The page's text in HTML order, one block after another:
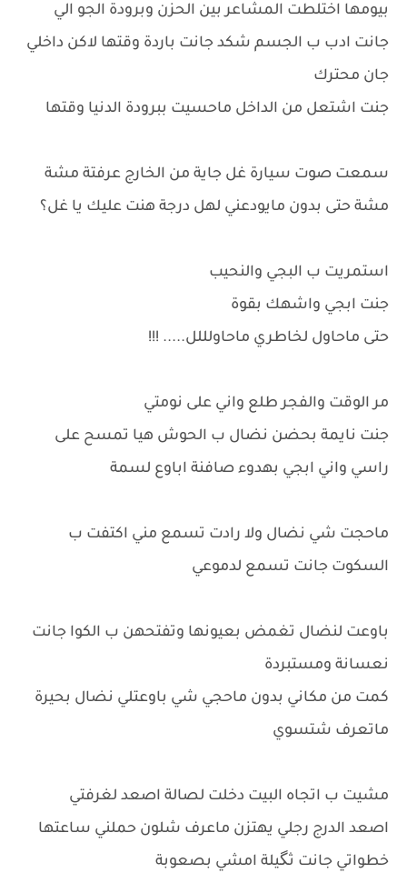
بيومها اختلطت المشاعر بين الحزن وبرودة الجو الي
جانت ادب ب الجسم شكد جانت باردة وقتها لاكن داخلي
جان محترك
جنت اشتعل من الداخل ماحسيت ببرودة الدنيا وقتها
سمعت صوت سيارة غل جاية من الخارج عرفتة مشة
مشة حتى بدون مايودعني لهل درجة هنت عليك يا غل؟
استمريت ب البجي والنحيب
جنت ابجي واشهك بقوة
حتى ماحاول لخاطري ماحاولللل..... !!!
مر الوقت والفجر طلع واني على نومتي
جنت نايمة بحضن نضال ب الحوش هيا تمسح على
راسي واني ابجي بهدوء صافنة اباوع لسمة
ماحجت شي نضال ولا رادت تسمع مني اكتفت ب
السكوت جانت تسمع لدموعي
باوعت لنضال تغمض بعيونها وتفتحهن ب الكوا جانت
نعسانة ومستبردة
كمت من مكاني بدون ماحجي شي باوعتلي نضال بحيرة
ماتعرف شتسوي
مشيت ب اتجاه البيت دخلت لصالة اصعد لغرفتي
اصعد الدرج رجلي يهتزن ماعرف شلون حملني ساعتها
خطواتي جانت ثگيلة امشي بصعوبة